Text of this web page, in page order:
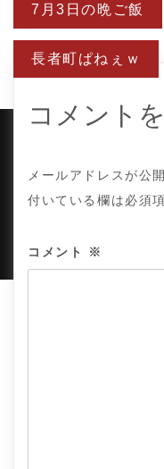
投
稿
ナ
ビ
ゲ
ー
ョ
ン
7月3日の晩ご飯
長者町ぱねぇｗ
コメント
メールアドレスが公
付いている欄は必須
コメント ※